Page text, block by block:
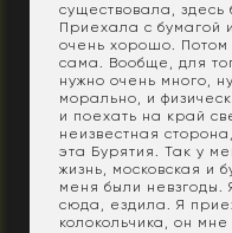
существовала, здесь
Приехала с бумагой
очень хорошо. Потом
сама. Вообще, для
нужно очень много,
морально, и
и поехать на край
неизвестная
эта Бурятия. Так у
жизнь, московская и
меня были невзгоды.
сюда, ездила. Я
колокольчика, он